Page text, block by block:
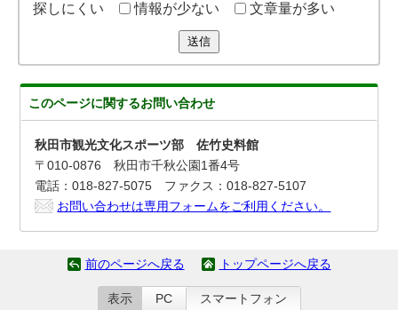
探しにくい
情報が少ない 文章量が多い
送信
このページに関するお問い合わせ
秋田市観光文化スポーツ部 佐竹史料館
〒010-0876 秋田市千秋公園1番4号
電話：018-827-5075 ファクス：018-827-5107
お問い合わせは専用フォームをご利用ください。
前のページへ戻る トップページへ戻る
表示 PC スマートフォン